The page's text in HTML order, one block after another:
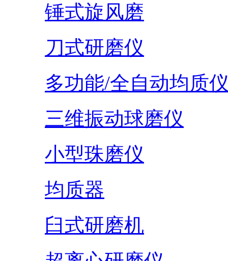
锤式旋风磨
刀式研磨仪
多功能/全自动均质
三维振动球磨仪
小型珠磨仪
均质器
臼式研磨机